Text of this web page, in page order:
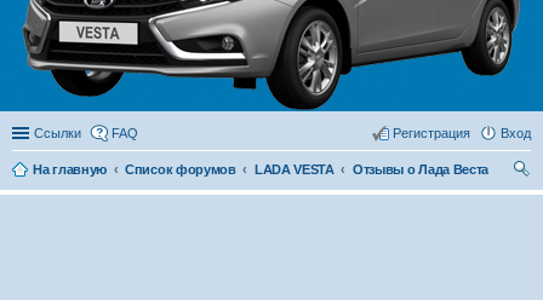
Ссылки FAQ Вход
Регистрация
На главную Список форумов LADA VESTA
Отзывы о Лада Веста
ои